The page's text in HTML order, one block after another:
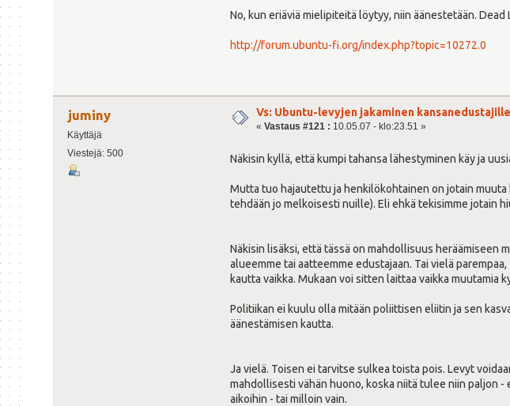
No, kun eriäviä mielipiteitä löytyy, niin äänestetään.
http://forum.ubuntu-fi.org/index.php?topic=10272.0
juminy
Käyttäjä
Viestejä: 500
Vs: Ubuntu-levyjen jakaminen kansanedustajille
«Vastaus #121 : 10.05.07 - klo:23.51 »
Näkisin kyllä, että kumpi tahansa lähestyminen käy ja
Mutta tuo hajautettu ja henkilökohtainen on jotain
tehdään jo melkoisesti nuille). Eli ehkä tekisimme jotain
Näkisin lisäksi, että tässä on mahdollisuus heräämiseen
alueemme tai aatteemme edustajaan. Tai vielä
kautta vaikka. Mukaan voi sitten laittaa vaikka muutamia
Politiikan ei kuulu olla mitään poliittisen eliitin ja sen
äänestämisen kautta.
Ja vielä. Toisen ei tarvitse sulkea toista pois. Levyt
mahdollisesti vähän huono, koska niitä tulee niin paljon
aikoihin - tai milloin vain.